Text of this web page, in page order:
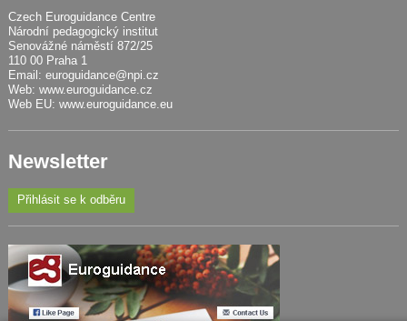
Czech Euroguidance Centre
Národní pedagogický institut
Senovážné náměstí 872/25
110 00 Praha 1
Email: euroguidance@npi.cz
Web: www.euroguidance.cz
Web EU: www.euroguidance.eu
Newsletter
Přihlásit se k odběru